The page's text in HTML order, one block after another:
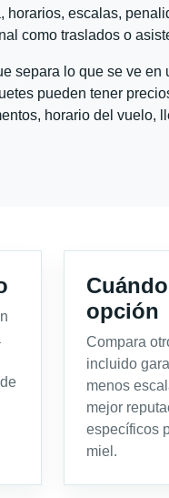
horarios, escalas,
como traslados o
separa lo que se ve en
pueden tener
horario del vuelo,
opción
Compara
incluido
menos
mejor
específicos
miel.